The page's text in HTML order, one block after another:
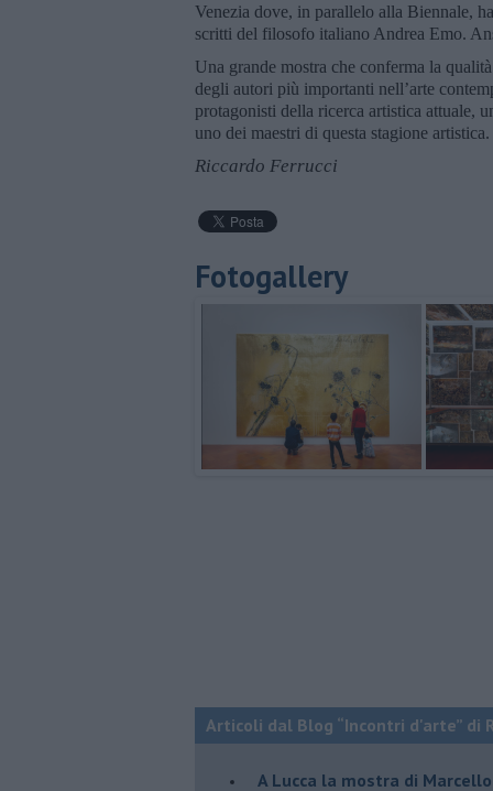
Venezia dove, in parallelo alla Biennale,
scritti del filosofo italiano Andrea Emo.
Una grande mostra che conferma la
degli autori più importanti nell’arte
protagonisti della ricerca artistica attuale,
uno dei maestri di questa stagione artistica.
Riccardo Ferrucci
Fotogallery
Articoli dal Blog “Incontri d'arte” di
A Lucca la mostra di